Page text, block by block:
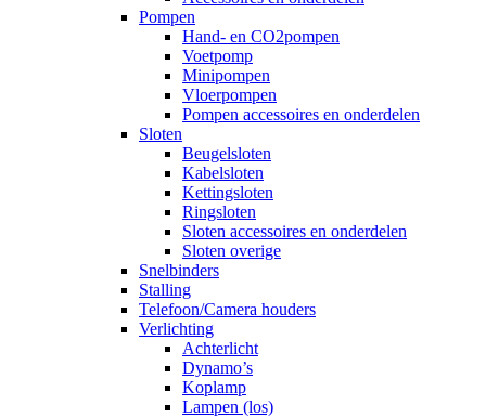
Pompen
Hand- en CO2pompen
Voetpomp
Minipompen
Vloerpompen
Pompen accessoires en onderdelen
Sloten
Beugelsloten
Kabelsloten
Kettingsloten
Ringsloten
Sloten accessoires en onderdelen
Sloten overige
Snelbinders
Stalling
Telefoon/Camera houders
Verlichting
Achterlicht
Dynamo’s
Koplamp
Lampen (los)